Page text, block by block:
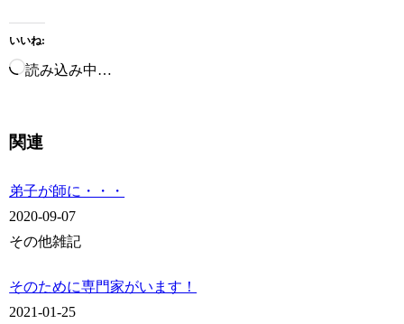
いいね:
読み込み中…
関連
弟子が師に・・・
2020-09-07
その他雑記
そのために専門家がいます！
2021-01-25